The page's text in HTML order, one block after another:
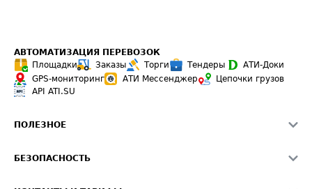
АВТОМАТИЗАЦИЯ ПЕРЕВОЗОК
Площадки
Заказы Торги Тендеры
АТИ-Доки
GPS-мониторинг
АТИ Мессенджер
Цепочки грузов
API ATI.SU
ПОЛЕЗНОЕ
Звезды ATI.SU на вашем сайте
БЕЗОПАСНОСТЬ